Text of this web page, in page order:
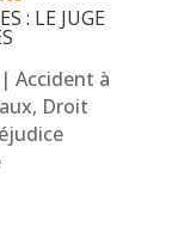
: LE JUGE
Accident à
, Droit